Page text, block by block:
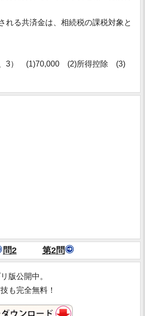
れる共済金は、相続税の課税対象と
、3） (1)70,000 (2)所得控除 (3)
問2 第2問
版公開中。
も完全無料！